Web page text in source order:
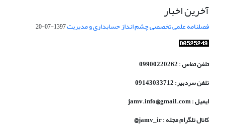
آخرین اخبار
فصلنامه علمی تخصصی چشم انداز حسابداری و مدیریت1397-07-20
تلفن تماس : 09900220262
تلفن سردبیر: 09143033712
ایمیل : jamv.info@gmail.com
کانال تلگرام مجله : jamv_ir@